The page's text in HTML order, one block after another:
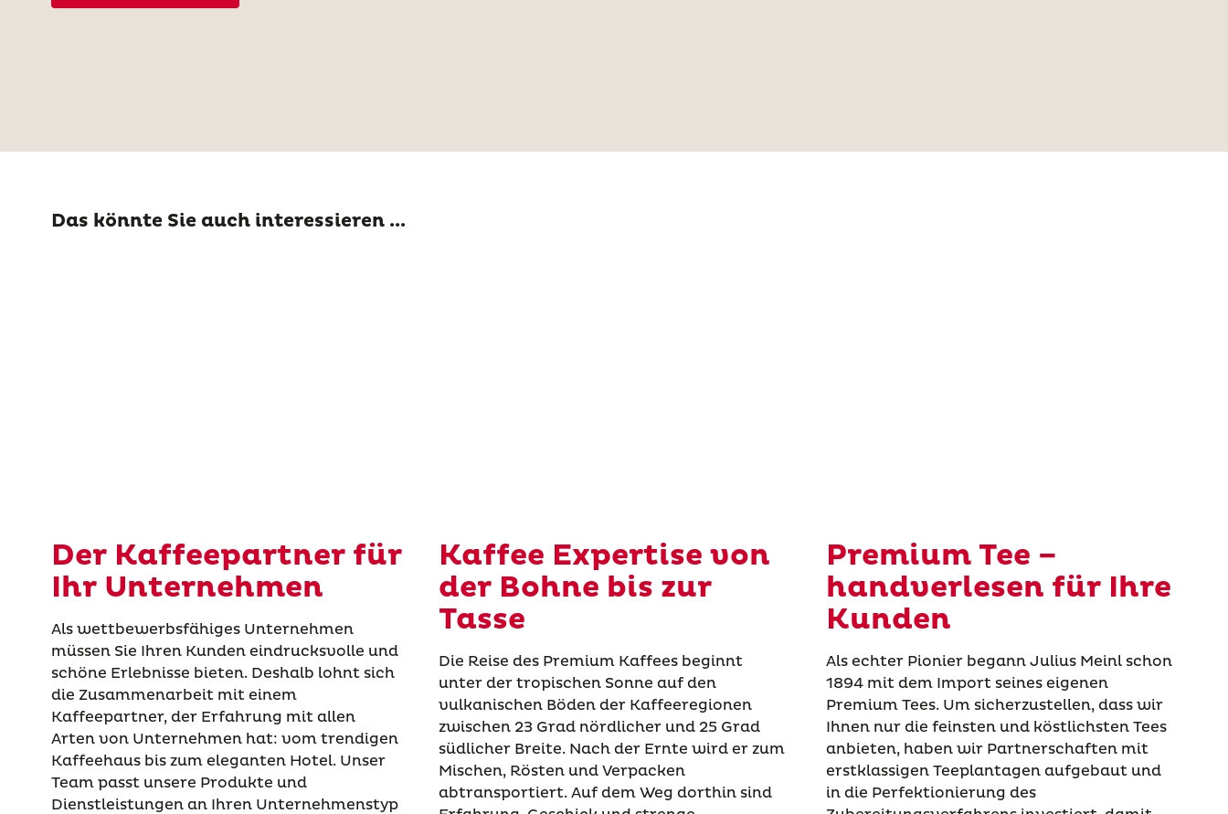
Das könnte Sie auch interessieren ...
Der Kaffeepartner für
Ihr Unternehmen
Als wettbewerbsfähiges Unternehmen
müssen Sie Ihren Kunden eindrucksvolle und
schöne Erlebnisse bieten. Deshalb lohnt sich
die Zusammenarbeit mit einem
Kaffeepartner, der Erfahrung mit allen
Arten von Unternehmen hat: vom trendigen
Kaffeehaus bis zum eleganten Hotel. Unser
Team passt unsere Produkte und
Dienstleistungen an Ihren Unternehmenstyp
Kaffee Expertise von
der Bohne bis zur
Tasse
Die Reise des Premium Kaffees beginnt
unter der tropischen Sonne auf den
vulkanischen Böden der Kaffeeregionen
zwischen 23 Grad nördlicher und 25 Grad
südlicher Breite. Nach der Ernte wird er zum
Mischen, Rösten und Verpacken
abtransportiert. Auf dem Weg dorthin sind
Premium Tee –
handverlesen für Ihre
Kunden
Als echter Pionier begann Julius Meinl schon
1894 mit dem Import seines eigenen
Premium Tees. Um sicherzustellen, dass wir
Ihnen nur die feinsten und köstlichsten Tees
anbieten, haben wir Partnerschaften mit
erstklassigen Teeplantagen aufgebaut und
in die Perfektionierung des